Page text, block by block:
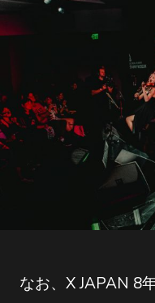
なお、X JAPAN 8